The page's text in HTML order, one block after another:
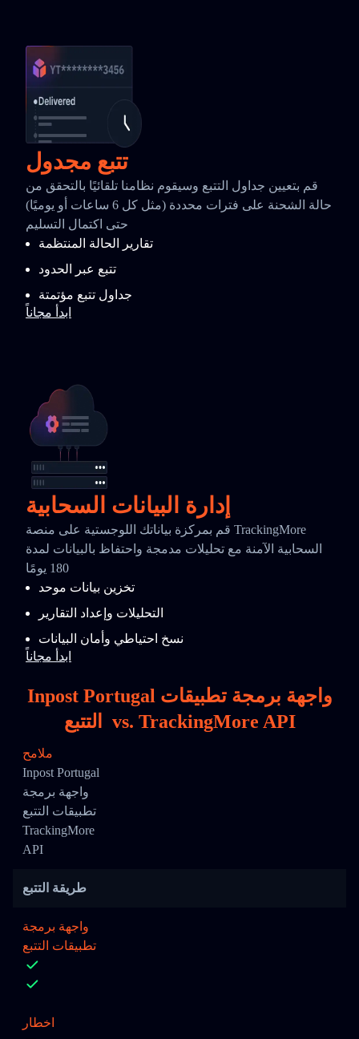
تتبع مجدول
قم بتعيين جداول التتبع وسيقوم نظامنا تلقائيًا بالتحقق من
حالة الشحنة على فترات محددة (مثل كل 6 ساعات أو يوميًا)
حتى اكتمال التسليم
تقارير الحالة المنتظمة
تتبع عبر الحدود
جداول تتبع مؤتمتة
ابدأ مجاناً
إدارة البيانات السحابية
قم بمركزة بياناتك اللوجستية على منصة TrackingMore
السحابية الآمنة مع تحليلات مدمجة واحتفاظ بالبيانات لمدة
180 يومًا
تخزين بيانات موحد
التحليلات وإعداد التقارير
نسخ احتياطي وأمان البيانات
ابدأ مجاناً
Inpost Portugal واجهة برمجة تطبيقات
التتبع
vs. TrackingMore API
ملامح
Inpost Portugal
واجهة برمجة
تطبيقات التتبع
TrackingMore
API
طريقة التتبع
واجهة برمجة
تطبيقات التتبع
اخطار